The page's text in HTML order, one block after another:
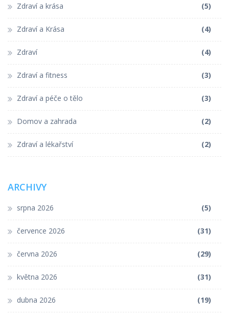
Zdraví a krása (5)
Zdraví a Krása (4)
Zdraví (4)
Zdraví a fitness (3)
Zdraví a péče o tělo (3)
Domov a zahrada (2)
Zdraví a lékařství (2)
ARCHIVY
srpna 2026 (5)
července 2026 (31)
června 2026 (29)
května 2026 (31)
dubna 2026 (19)